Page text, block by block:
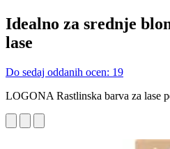
Idealno za srednje
lase
Do sedaj oddanih ocen: 19
LOGONA Rastlinska barva za lase